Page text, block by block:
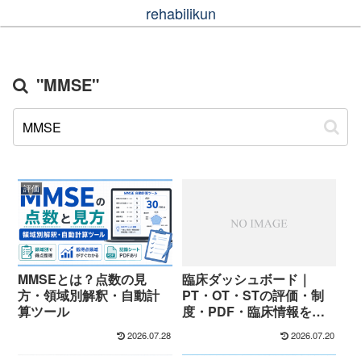
rehabilikun
"MMSE"
評価
MMSEとは？点数の見
方・領域別解釈・自動計
算ツール
2026.07.28
臨床ダッシュボード｜
PT・OT・STの評価・制
度・PDF・臨床情報を探
2026.07.20